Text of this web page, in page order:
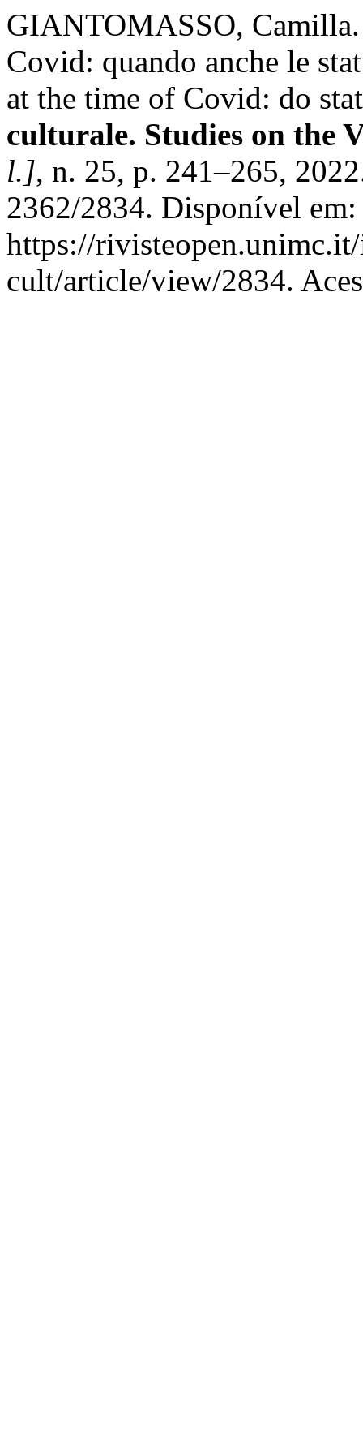
GIANTOMASSO,
Covid: quando anche le
at the time of Covid: do
culturale. Studies on the
l.], n. 25, p. 241–265,
2362/2834. Disponível em:
https://
cult/article/view/2834.